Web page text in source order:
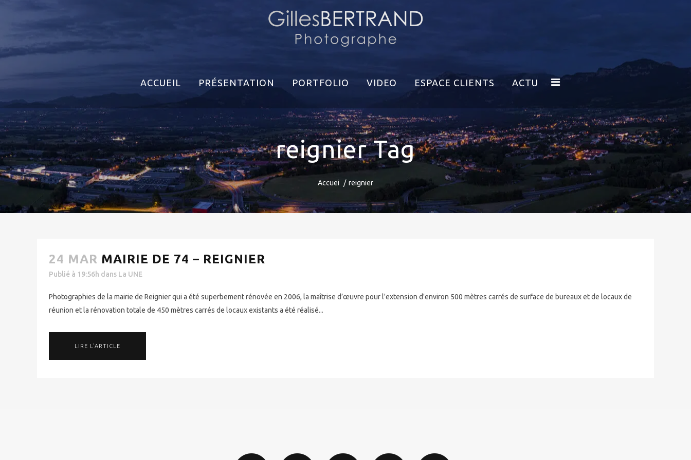
ACCUEIL PRÉSENTATION PORTFOLIO VIDEO ESPACE CLIENTS ACTU
reignier Tag
Accuei reignier
24 MAR MAIRIE DE 74 – REIGNIER
Publié à 19:56h dans La UNE
Photographies de la mairie de Reignier qui a été superbement rénovée en 2006, la maîtrise d’œuvre pour l'extension d'environ 500 mètres carrés de surface de bureaux et de locaux de
réunion et la rénovation totale de 450 mètres carrés de locaux existants a été réalisé...
LIRE L'ARTICLE